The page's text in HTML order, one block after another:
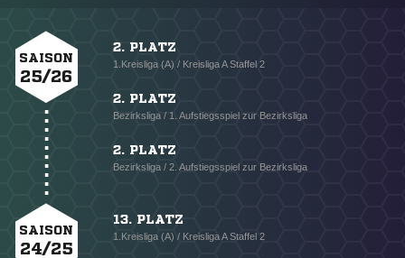
SAISON
25/26
2. PLATZ
1.Kreisliga (A) / Kreisliga A Staffel 2
2. PLATZ
Bezirksliga / 1. Aufstiegsspiel zur Bezirksliga
2. PLATZ
Bezirksliga / 2. Aufstiegsspiel zur Bezirksliga
SAISON
24/25
13. PLATZ
1.Kreisliga (A) / Kreisliga A Staffel 2